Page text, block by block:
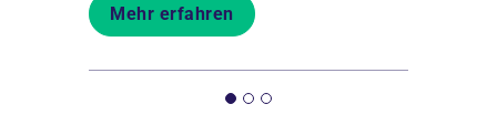
Mehr erfahren